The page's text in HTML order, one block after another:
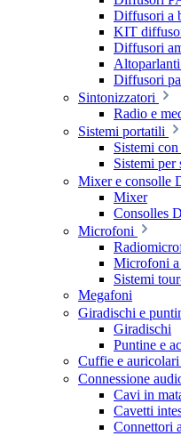
Diffusori a
KIT
Diffusori
Diffusori
Sintonizzatori
Radio e
Sistemi portatili
Sistemi
Sistemi per
Mixer e consolle
Mixer
Consolles
Microfoni
Microfoni
Sistemi
Megafoni
Giradischi e
Giradischi
Puntine e
Cuffie e
Connessione
Cavi in
Cavetti
Connettori